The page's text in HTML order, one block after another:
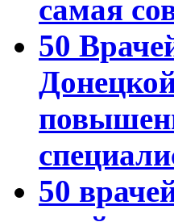
самая
50
50